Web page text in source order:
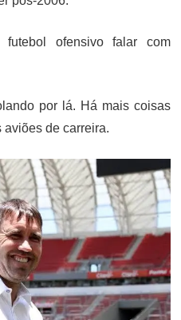
ofensivo falar com
por lá. Há mais coisas
aviões de carreira.